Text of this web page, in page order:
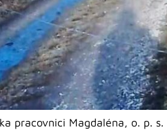
pracovnici Magdaléna, o. p. s.